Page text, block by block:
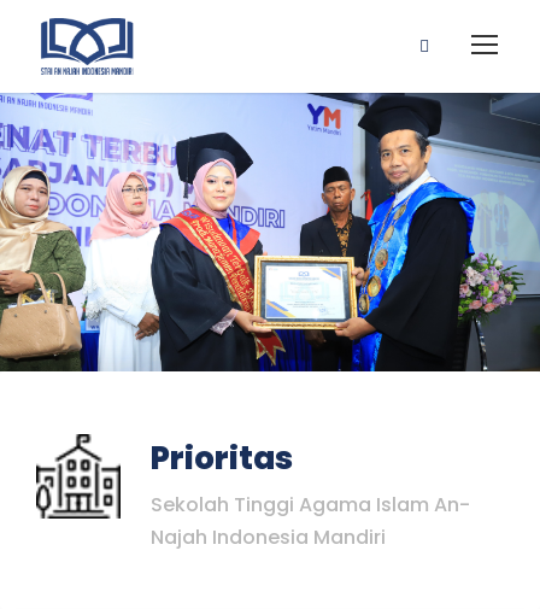
Prioritas
Sekolah Tinggi Agama Islam An-
Najah Indonesia Mandiri